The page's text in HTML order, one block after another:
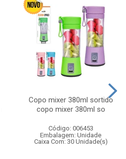
Copo mixer 380ml sortido
copo mixer 380ml so
Código: 006453
Embalagem: Unidade
Caixa Com: 30 Unidade(s)